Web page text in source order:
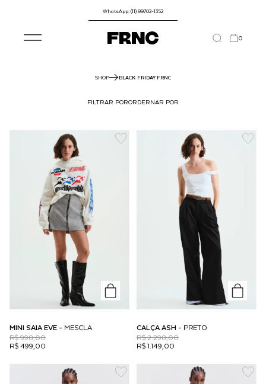
WhatsApp: (11) 99702-1352
0
SHOP BLACK FRIDAY FRNC
FILTRAR PORORDERNAR POR
MINI SAIA EVE - MESCLA
R$ 499,00
R$ 998,00
CALÇA ASH - PRETO
R$ 1.149,00
R$ 2.298,00